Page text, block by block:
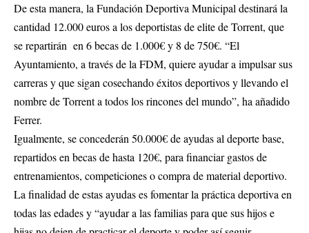
De esta manera, la Fundación Deportiva Municipal destinará la
cantidad 12.000 euros a los deportistas de elite de Torrent, que
se repartirán en 6 becas de 1.000€ y 8 de 750€. “El
Ayuntamiento, a través de la FDM, quiere ayudar a impulsar sus
carreras y que sigan cosechando éxitos deportivos y llevando el
nombre de Torrent a todos los rincones del mundo”, ha añadido
Ferrer.
Igualmente, se concederán 50.000€ de ayudas al deporte base,
repartidos en becas de hasta 120€, para financiar gastos de
entrenamientos, competiciones o compra de material deportivo.
La finalidad de estas ayudas es fomentar la práctica deportiva en
todas las edades y “ayudar a las familias para que sus hijos e